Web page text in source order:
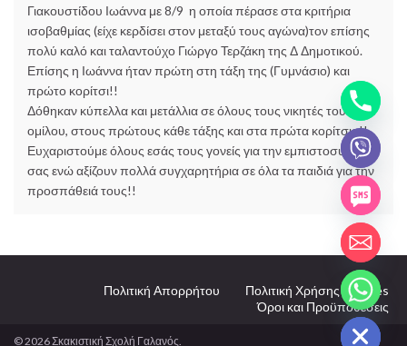
Γιακουστίδου Ιωάννα με 8/9 η οποία πέρασε στα κριτήρια
ισοβαθμίας (είχε κερδίσει στον μεταξύ τους αγώνα)τον επίσης
πολύ καλό και ταλαντούχο Γιώργο Τερζάκη της Δ Δημοτικού.
Επίσης η Ιωάννα ήταν πρώτη στη τάξη της (Γυμνάσιο) και
πρώτο κορίτσι!!
Δόθηκαν κύπελλα και μετάλλια σε όλους τους νικητές του κάθε
ομίλου, στους πρώτους κάθε τάξης και στα πρώτα κορίτσια!!
Ευχαριστούμε όλους εσάς τους γονείς για την εμπιστοσύνη
σας ενώ αξίζουν πολλά συγχαρητήρια σε όλα τα παιδιά για την
προσπάθειά τους!!
Πολιτική Απορρήτου
Πολιτική Χρήσης Cookies
Όροι και Προϋποθέσεις
© 2026 Σκακιστική Σχολή Γαλανός.
Hide
chaty